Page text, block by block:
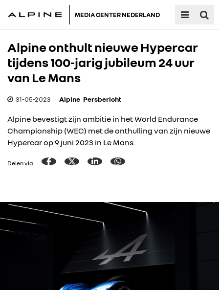
MEDIA CENTER NEDERLAND
Alpine onthult nieuwe Hypercar
tijdens 100-jarig jubileum 24 uur
van Le Mans
31-05-2023 Alpine Persbericht
Alpine bevestigt zijn ambitie in het World Endurance
Championship (WEC) met de onthulling van zijn nieuwe
Hypercar op 9 juni 2023 in Le Mans.
Delen via